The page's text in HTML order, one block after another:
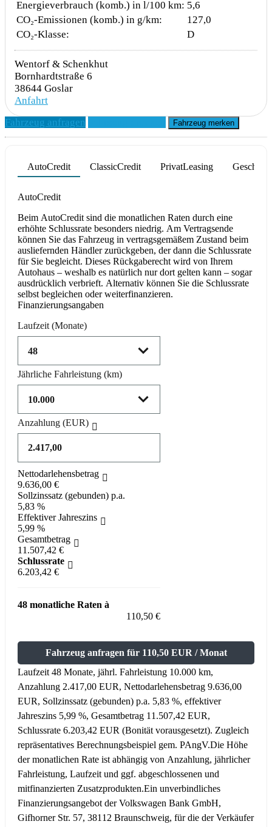
Energieverbrauch (komb.) in l/100 km: 5,6
CO₂-Emissionen (komb.) in g/km:
127,0
CO₂-Klasse:
D
Wentorf & Schenkhut
Bornhardtstraße 6
38644 Goslar
Anfahrt
Fahrzeug anfragen
Fahrzeug merken
AutoCredit ClassicCredit PrivatLeasing
AutoCredit
Beim AutoCredit sind die monatlichen Raten durch eine
erhöhte Schlussrate besonders niedrig. Am Vertragsende
können Sie das Fahrzeug in vertragsgemäßem Zustand beim
ausliefernden Händler zurückgeben, der dann die Schlussrate
für Sie begleicht. Dieses Rückgaberecht wird von Ihrem
Autohaus – weshalb es natürlich nur dort gelten kann – sogar
ausdrücklich verbrieft. Alternativ können Sie die Schlussrate
selbst begleichen oder weiterfinanzieren.
Finanzierungsangaben
Laufzeit (Monate)
Jährliche Fahrleistung (km)
Anzahlung (EUR)
Nettodarlehensbetrag
9.636,00 €
Sollzinssatz (gebunden) p.a.
5,83 %
Effektiver Jahreszins
5,99 %
Gesamtbetrag
11.507,42 €
Schlussrate
6.203,42 €
48 monatliche Raten à
110,50 €
Fahrzeug anfragen für 110,50 EUR / Monat
Laufzeit 48 Monate, jährl. Fahrleistung 10.000 km,
Anzahlung 2.417,00 EUR, Nettodarlehensbetrag 9.636,00
EUR, Sollzinssatz (gebunden) p.a. 5,83 %, effektiver
Jahreszins 5,99 %, Gesamtbetrag 11.507,42 EUR,
Schlussrate 6.203,42 EUR (Bonität vorausgesetzt). Zugleich
repräsentatives Berechnungsbeispiel gem. PAngV.Die Höhe
der monatlichen Rate ist abhängig von Anzahlung, jährlicher
Fahrleistung, Laufzeit und ggf. abgeschlossenen und
mitfinanzierten Zusatzprodukten.Ein unverbindliches
Finanzierungsangebot der Volkswagen Bank GmbH,
Gifhorner Str. 57, 38112 Braunschweig, für die der Verkäufer